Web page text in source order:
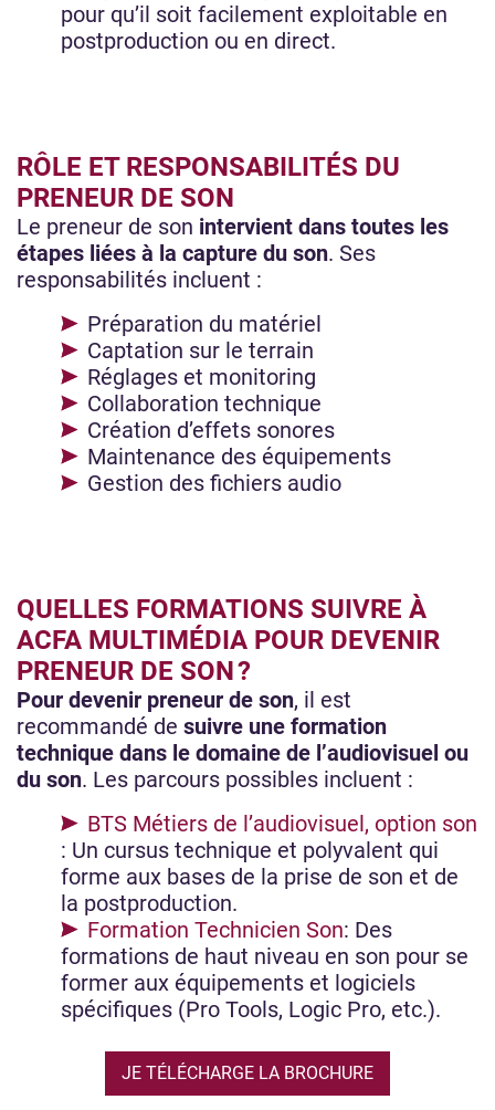
pour qu’il soit facilement exploitable en
postproduction ou en direct.
RÔLE ET RESPONSABILITÉS DU
PRENEUR DE SON
Le preneur de son intervient dans toutes les
étapes liées à la capture du son. Ses
responsabilités incluent :
Préparation du matériel
Captation sur le terrain
Réglages et monitoring
Collaboration technique
Création d’effets sonores
Maintenance des équipements
Gestion des fichiers audio
QUELLES FORMATIONS SUIVRE À
ACFA MULTIMÉDIA POUR DEVENIR
PRENEUR DE SON ?
Pour devenir preneur de son, il est
recommandé de suivre une formation
technique dans le domaine de l’audiovisuel ou
du son. Les parcours possibles incluent :
BTS Métiers de l’audiovisuel, option son
: Un cursus technique et polyvalent qui
forme aux bases de la prise de son et de
la postproduction.
Formation Technicien Son: Des
formations de haut niveau en son pour se
former aux équipements et logiciels
spécifiques (Pro Tools, Logic Pro, etc.).
JE TÉLÉCHARGE LA BROCHURE